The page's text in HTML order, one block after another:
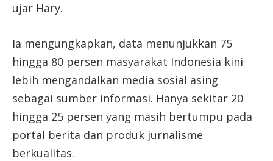
ujar Hary.
Ia mengungkapkan, data menunjukkan 75
hingga 80 persen masyarakat Indonesia kini
lebih mengandalkan media sosial asing
sebagai sumber informasi. Hanya sekitar 20
hingga 25 persen yang masih bertumpu pada
portal berita dan produk jurnalisme
berkualitas.